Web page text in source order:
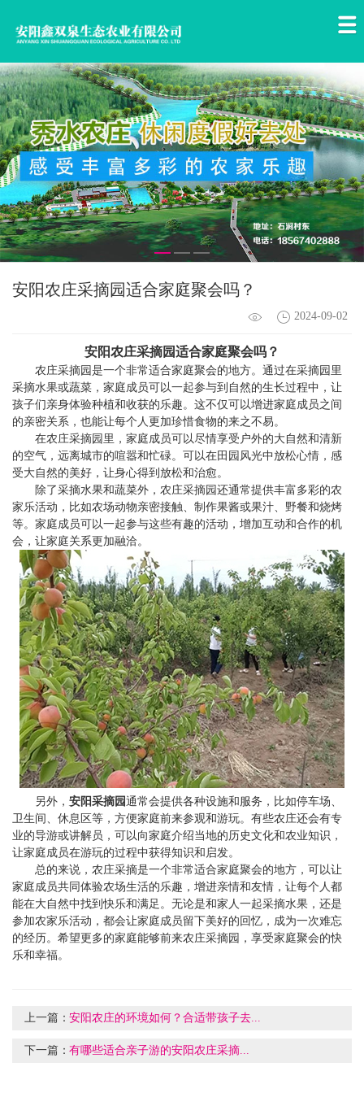
安阳农庄采摘园适合家庭聚会吗？
2024-09-02
安阳农庄采摘园适合家庭聚会吗？
农庄采摘园是一个非常适合家庭聚会的地方。通过在采摘园里
采摘水果或蔬菜，家庭成员可以一起参与到自然的生长过程中，让
孩子们亲身体验种植和收获的乐趣。这不仅可以增进家庭成员之间
的亲密关系，也能让每个人更加珍惜食物的来之不易。
在农庄采摘园里，家庭成员可以尽情享受户外的大自然和清新
的空气，远离城市的喧嚣和忙碌。可以在田园风光中放松心情，感
受大自然的美好，让身心得到放松和治愈。
除了采摘水果和蔬菜外，农庄采摘园还通常提供丰富多彩的农
家乐活动，比如农场动物亲密接触、制作果酱或果汁、野餐和烧烤
等。家庭成员可以一起参与这些有趣的活动，增加互动和合作的机
会，让家庭关系更加融洽。
另外， 安阳采摘园通常会提供各种设施和服务，比如停车场、
卫生间、休息区等，方便家庭前来参观和游玩。有些农庄还会有专
业的导游或讲解员，可以向家庭介绍当地的历史文化和农业知识，
让家庭成员在游玩的过程中获得知识和启发。
总的来说， 农庄采摘是一个非常适合家庭聚会的地方，可以让
家庭成员共同体验农场生活的乐趣，增进亲情和友情，让每个人都
能在大自然中找到快乐和满足。无论是和家人一起采摘水果，还是
参加农家乐活动，都会让家庭成员留下美好的回忆，成为一次难忘
的经历。希望更多的家庭能够前来农庄采摘园，享受家庭聚会的快
乐和幸福。
上一篇：安阳农庄的环境如何？合适带孩子去...
下一篇：有哪些适合亲子游的安阳农庄采摘...